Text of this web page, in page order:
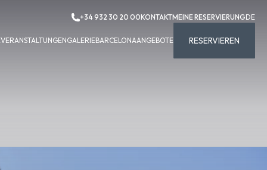
+34 932 30 20 00KONTAKTMEINE RESERVIERUNGDE
VERANSTALTUNGENGALERIEBARCELONAANGEBOTE RESERVIEREN